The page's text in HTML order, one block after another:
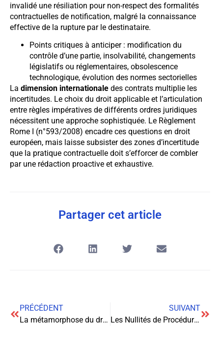
invalidé une résiliation pour non-respect des formalités
contractuelles de notification, malgré la connaissance
effective de la rupture par le destinataire.
Points critiques à anticiper : modification du
contrôle d’une partie, insolvabilité, changements
législatifs ou réglementaires, obsolescence
technologique, évolution des normes sectorielles
La dimension internationale des contrats multiplie les
incertitudes. Le choix du droit applicable et l’articulation
entre règles impératives de différents ordres juridiques
nécessitent une approche sophistiquée. Le Règlement
Rome I (n°593/2008) encadre ces questions en droit
européen, mais laisse subsister des zones d’incertitude
que la pratique contractuelle doit s’efforcer de combler
par une rédaction proactive et exhaustive.
Partager cet article
PRÉCÉDENT
La métamorphose du droit familial : décryptage des arrêts fondamentaux
SUIVANT
Les Nullités de Procédure: Entre Technique Juridique et Protection des Droits Fondamentaux